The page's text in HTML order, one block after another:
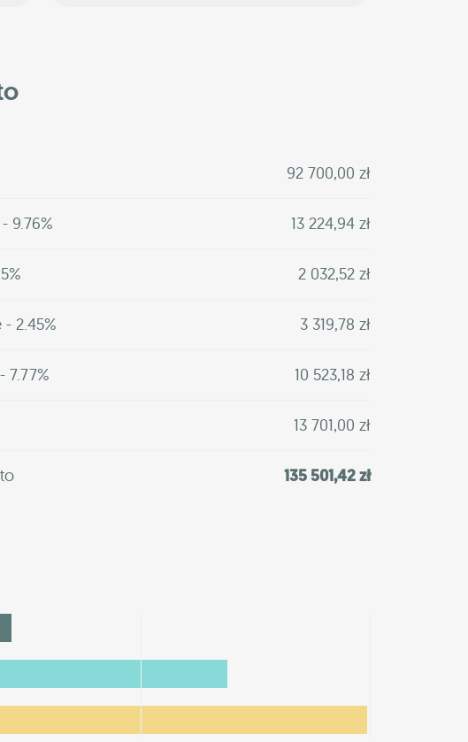
92 700,00 zł
9.76% 13 224,94 zł
2 032,52 zł
2.45% 3 319,78 zł
7.77% 10 523,18 zł
13 701,00 zł
135 501,42 zł